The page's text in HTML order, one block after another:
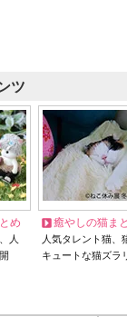
ツ
め
人
癒やしの猫ま
人気タレント猫
キュートな猫ズラ